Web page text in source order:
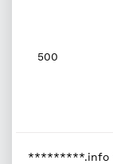
500
*********.info